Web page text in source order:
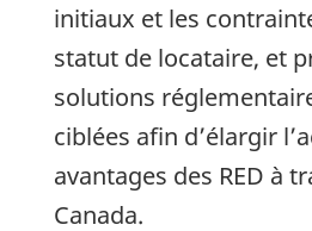
initiaux et les
statut de locataire, et
solutions
ciblées afin d’élargir
avantages des RED à
Canada.